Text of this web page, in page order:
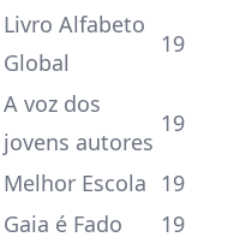
Livro Alfabeto
Global
19
A voz dos
jovens autores
19
Melhor Escola
19
Gaia é Fado 19